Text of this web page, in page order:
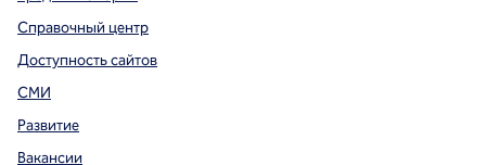
Справочный центр
Доступность сайтов
СМИ
Развитие
Вакансии